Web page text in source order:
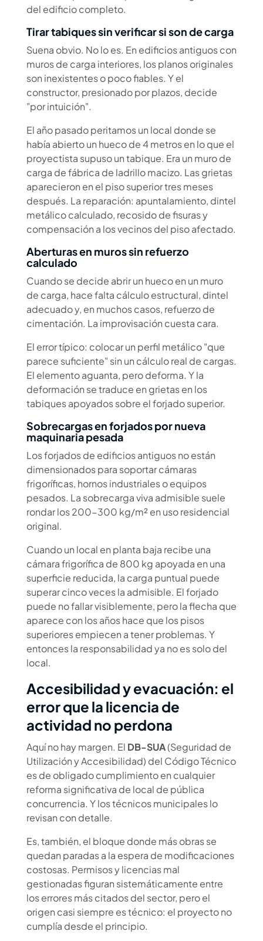
del edificio completo.
Tirar tabiques sin verificar si son de carga
Suena obvio. No lo es. En edificios antiguos con
muros de carga interiores, los planos originales
son inexistentes o poco fiables. Y el
constructor, presionado por plazos, decide
"por intuición".
El año pasado peritamos un local donde se
había abierto un hueco de 4 metros en lo que el
proyectista supuso un tabique. Era un muro de
carga de fábrica de ladrillo macizo. Las grietas
aparecieron en el piso superior tres meses
después. La reparación: apuntalamiento, dintel
metálico calculado, recosido de fisuras y
compensación a los vecinos del piso afectado.
Aberturas en muros sin refuerzo
calculado
Cuando se decide abrir un hueco en un muro
de carga, hace falta cálculo estructural, dintel
adecuado y, en muchos casos, refuerzo de
cimentación. La improvisación cuesta cara.
El error típico: colocar un perfil metálico "que
parece suficiente" sin un cálculo real de cargas.
El elemento aguanta, pero deforma. Y la
deformación se traduce en grietas en los
tabiques apoyados sobre el forjado superior.
Sobrecargas en forjados por nueva
maquinaria pesada
Los forjados de edificios antiguos no están
dimensionados para soportar cámaras
frigoríficas, hornos industriales o equipos
pesados. La sobrecarga viva admisible suele
rondar los 200-300 kg/m² en uso residencial
original.
Cuando un local en planta baja recibe una
cámara frigorífica de 800 kg apoyada en una
superficie reducida, la carga puntual puede
superar cinco veces la admisible. El forjado
puede no fallar visiblemente, pero la flecha que
aparece con los años hace que los pisos
superiores empiecen a tener problemas. Y
entonces la responsabilidad ya no es solo del
local.
Accesibilidad y evacuación: el
error que la licencia de
actividad no perdona
Aquí no hay margen. El DB-SUA(Seguridad de
Utilización y Accesibilidad) del Código Técnico
es de obligado cumplimiento en cualquier
reforma significativa de local de pública
concurrencia. Y los técnicos municipales lo
revisan con detalle.
Es, también, el bloque donde más obras se
quedan paradas a la espera de modificaciones
costosas. Permisos y licencias mal
gestionadas figuran sistemáticamente entre
los errores más citados del sector, pero el
origen casi siempre es técnico: el proyecto no
cumplía desde el principio.